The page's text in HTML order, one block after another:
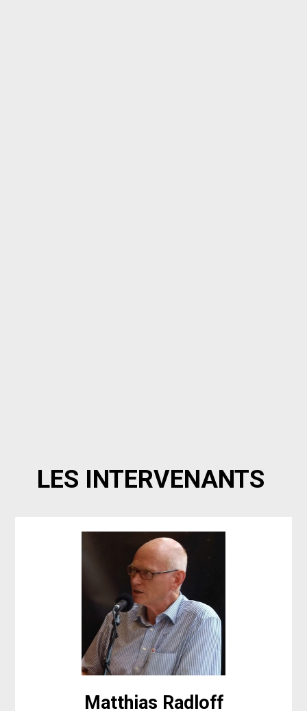
LES INTERVENANTS
Matthias Radloff